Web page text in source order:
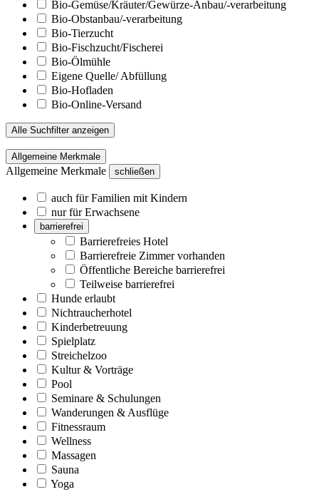
Bio-Gemüse/Kräuter/Gewürze-Anbau/-verarbeitung
Bio-Obstanbau/-verarbeitung
Bio-Tierzucht
Bio-Fischzucht/Fischerei
Bio-Ölmühle
Eigene Quelle/ Abfüllung
Bio-Hofladen
Bio-Online-Versand
Alle Suchfilter anzeigen
Allgemeine Merkmale
Allgemeine Merkmale schließen
auch für Familien mit Kindern
nur für Erwachsene
barrierefrei
Barrierefreies Hotel
Barrierefreie Zimmer vorhanden
Öffentliche Bereiche barrierefrei
Teilweise barrierefrei
Hunde erlaubt
Nichtraucherhotel
Kinderbetreuung
Spielplatz
Streichelzoo
Kultur & Vorträge
Pool
Seminare & Schulungen
Wanderungen & Ausflüge
Fitnessraum
Wellness
Massagen
Sauna
Yoga